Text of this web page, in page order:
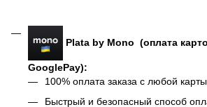
Plata by Mono (оплата
GooglePay):
100% оплата заказа с любой
Быстрый и безопасный способ